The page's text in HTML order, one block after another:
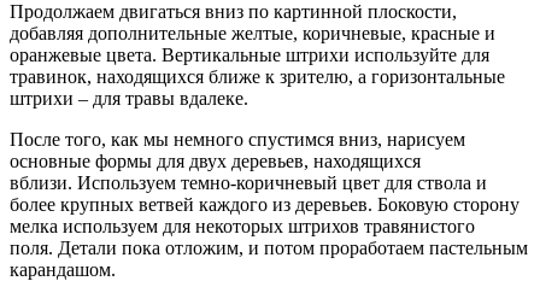
Продолжаем двигаться вниз по картинной плоскости,
добавляя дополнительные желтые, коричневые, красные и
оранжевые цвета. Вертикальные штрихи используйте для
травинок, находящихся ближе к зрителю, а горизонтальные
штрихи – для травы вдалеке.
После того, как мы немного спустимся вниз, нарисуем
основные формы для двух деревьев, находящихся
вблизи. Используем темно-коричневый цвет для ствола и
более крупных ветвей каждого из деревьев. Боковую сторону
мелка используем для некоторых штрихов травянистого
поля. Детали пока отложим, и потом проработаем пастельным
карандашом.